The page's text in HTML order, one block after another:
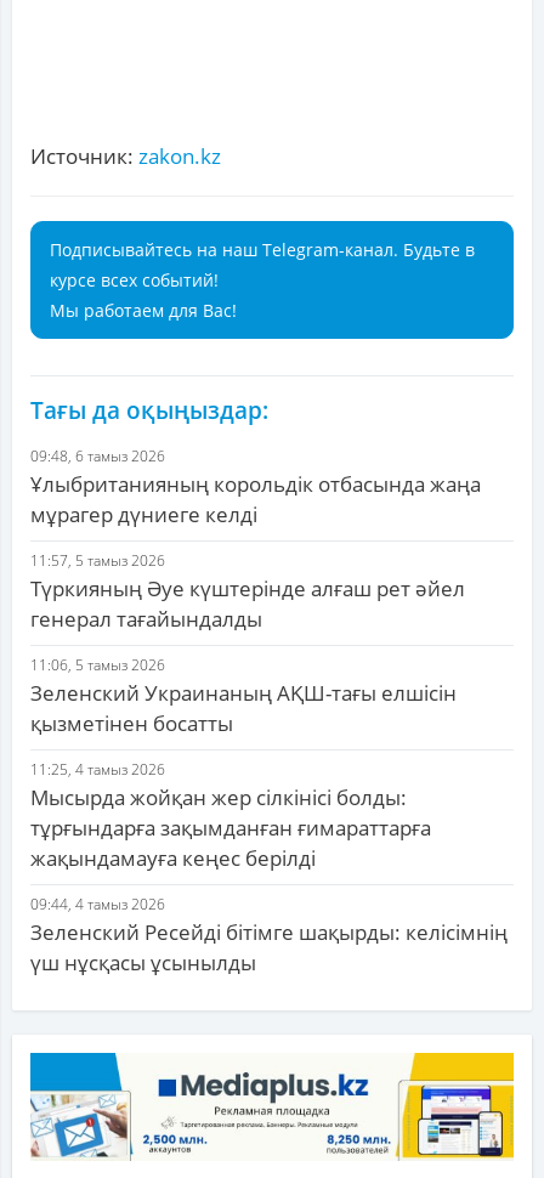
Источник: zakon.kz
Подписывайтесь на наш Telegram-канал. Будьте в
курсе всех событий!
Мы работаем для Вас!
Тағы да оқыңыздар:
09:48, 6 тамыз 2026
Ұлыбританияның корольдік отбасында жаңа
мұрагер дүниеге келді
11:57, 5 тамыз 2026
Түркияның Әуе күштерінде алғаш рет әйел
генерал тағайындалды
11:06, 5 тамыз 2026
Зеленский Украинаның АҚШ-тағы елшісін
қызметінен босатты
11:25, 4 тамыз 2026
Мысырда жойқан жер сілкінісі болды:
тұрғындарға зақымданған ғимараттарға
жақындамауға кеңес берілді
09:44, 4 тамыз 2026
Зеленский Ресейді бітімге шақырды: келісімнің
үш нұсқасы ұсынылды